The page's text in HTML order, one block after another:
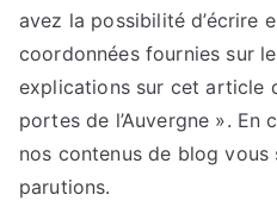
avez la possibilité d’écrire
coordonnées fournies sur
explications sur cet article
portes de l’Auvergne ». En
nos contenus de blog
parutions.